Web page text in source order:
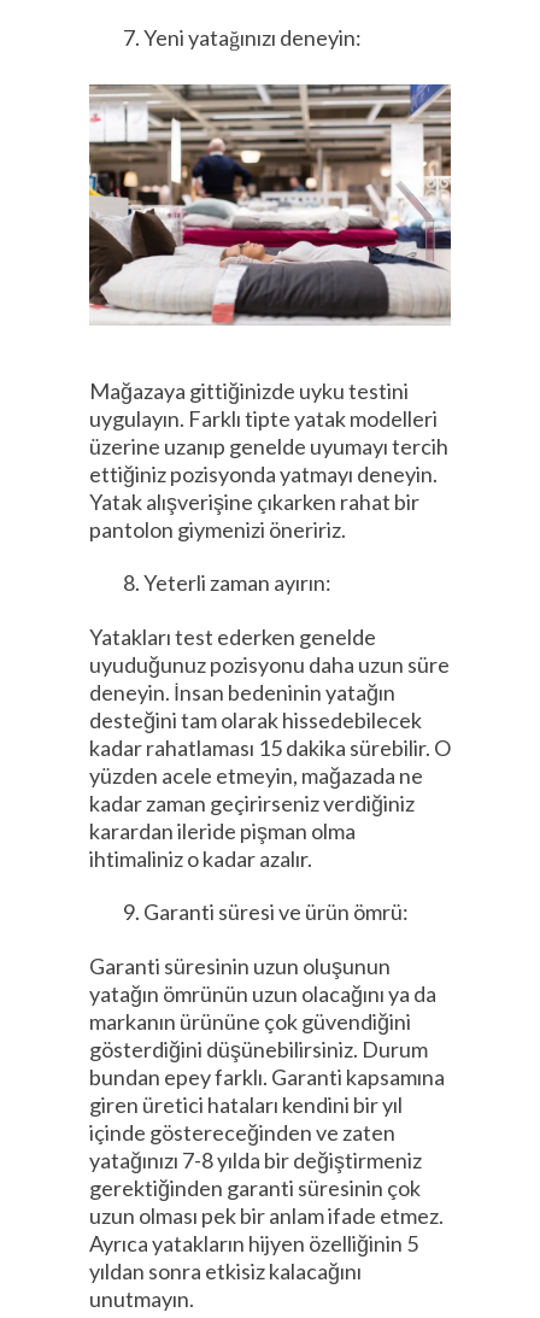
Yeni yatağınızı deneyin:
Mağazaya gittiğinizde uyku testini
uygulayın. Farklı tipte yatak modelleri
üzerine uzanıp genelde uyumayı tercih
ettiğiniz pozisyonda yatmayı deneyin.
Yatak alışverişine çıkarken rahat bir
pantolon giymenizi öneririz.
Yeterli zaman ayırın:
Yatakları test ederken genelde
uyuduğunuz pozisyonu daha uzun süre
deneyin. İnsan bedeninin yatağın
desteğini tam olarak hissedebilecek
kadar rahatlaması 15 dakika sürebilir. O
yüzden acele etmeyin, mağazada ne
kadar zaman geçirirseniz verdiğiniz
karardan ileride pişman olma
ihtimaliniz o kadar azalır.
Garanti süresi ve ürün ömrü:
Garanti süresinin uzun oluşunun
yatağın ömrünün uzun olacağını ya da
markanın ürününe çok güvendiğini
gösterdiğini düşünebilirsiniz. Durum
bundan epey farklı. Garanti kapsamına
giren üretici hataları kendini bir yıl
içinde göstereceğinden ve zaten
yatağınızı 7-8 yılda bir değiştirmeniz
gerektiğinden garanti süresinin çok
uzun olması pek bir anlam ifade etmez.
Ayrıca yatakların hijyen özelliğinin 5
yıldan sonra etkisiz kalacağını
unutmayın.